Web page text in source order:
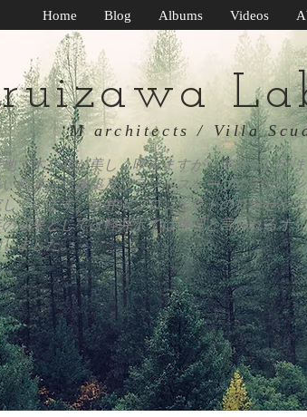
M architects / Villa
で木や花が美しく咲きますが、冬は−１５°
軽井沢で建築及びランドスケープのデザイ
ています。軽井沢プロジェクトの打合せや
成果としては軽井沢では無理と言われるオ
ました。
Home Blog Albums Videos